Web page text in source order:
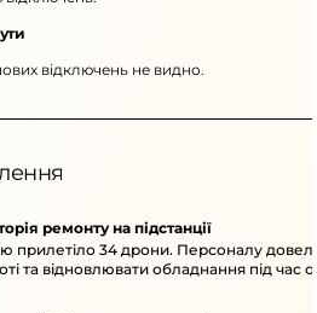
відключень не видно.
ремонту на підстанції
прилетіло 34 дрони. Персоналу
та відновлювати обладнання під час